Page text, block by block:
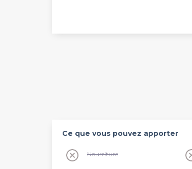
Ce que vous pouvez apporter
Nourriture